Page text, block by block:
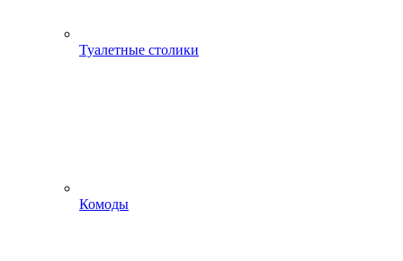
Туалетные столики
Комоды